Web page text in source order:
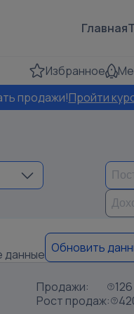
Главная
Избранное
продажи!Пройти
данные Обновить
Продажи:
Рост продаж: